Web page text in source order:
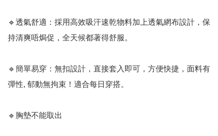
🔹透氣舒適：採用高效吸汗速乾物料加上透氣網布設計，保
持清爽唔焗促，全天候都著得舒服。
🔹簡單易穿：無扣設計，直接套入即可，方便快捷，面料有
彈性, 郁動無拘束！適合每日穿搭。
🔹胸墊不能取出